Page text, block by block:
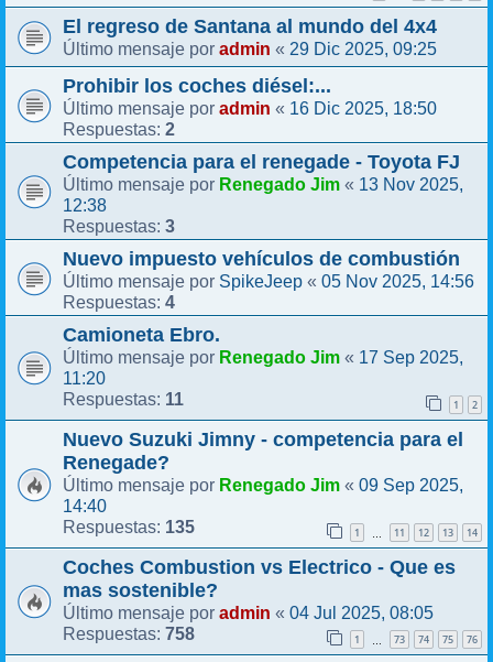
El regreso de Santana al mundo del 4x4
Último mensaje por admin « 29 Dic 2025, 09:25
Prohibir los coches diésel:...
Último mensaje por admin « 16 Dic 2025, 18:50
Respuestas: 2
Competencia para el renegade - Toyota FJ
Último mensaje por Renegado Jim « 13 Nov 2025,
12:38
Respuestas: 3
Nuevo impuesto vehículos de combustión
Último mensaje por SpikeJeep « 05 Nov 2025, 14:56
Respuestas: 4
Camioneta Ebro.
Último mensaje por Renegado Jim « 17 Sep 2025,
11:20
Respuestas: 11 1 2
Nuevo Suzuki Jimny - competencia para el
Renegade?
Último mensaje por Renegado Jim « 09 Sep 2025,
14:40
Respuestas: 135 1 … 11 12 13 14
Coches Combustion vs Electrico - Que es
mas sostenible?
Último mensaje por admin « 04 Jul 2025, 08:05
Respuestas: 758 1 … 73 74 75 76